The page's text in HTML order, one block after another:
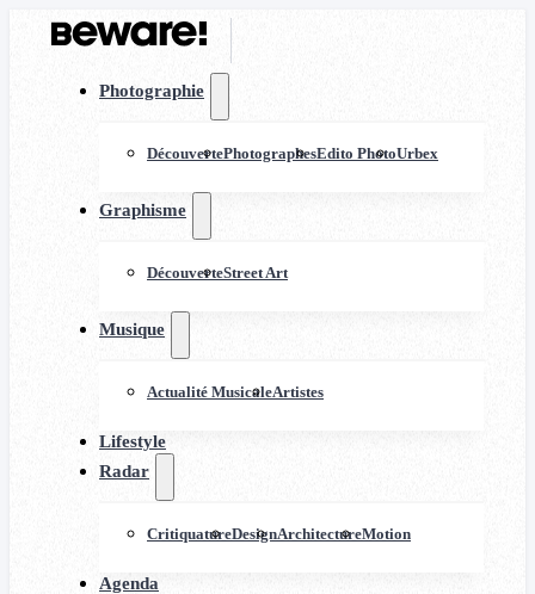
Photographie
DécouvertePhotographesEdito PhotoUrbex
Graphisme
DécouverteStreet Art
Musique
Actualité MusicaleArtistes
Lifestyle
Radar
CritiquatureDesignArchitectureMotion
Agenda